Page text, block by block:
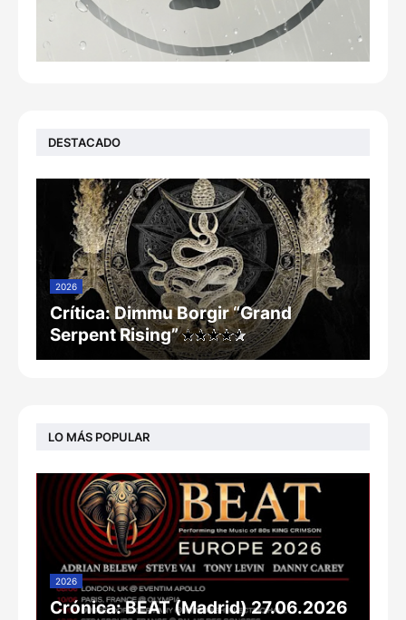
DESTACADO
2026
Crítica: Dimmu Borgir “Grand
Serpent Rising”
LO MÁS POPULAR
2026
Crónica: BEAT (Madrid) 27.06.2026